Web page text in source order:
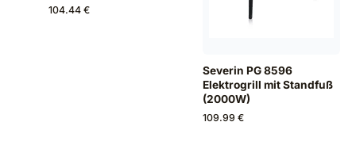
104.44 €
Severin PG 8596
Elektrogrill mit Standfuß
(2000W)
109.99 €